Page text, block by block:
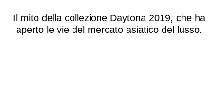
Il mito della collezione Daytona 2019, che ha
aperto le vie del mercato asiatico del lusso.